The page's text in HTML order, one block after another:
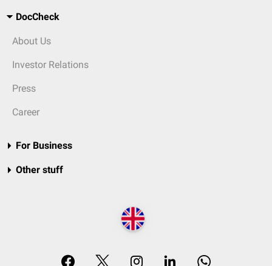
DocCheck
About Us
Investor Relations
Press
Career
For Business
Other stuff